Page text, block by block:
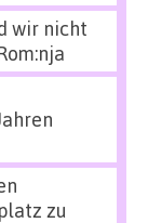
wir nicht
zu